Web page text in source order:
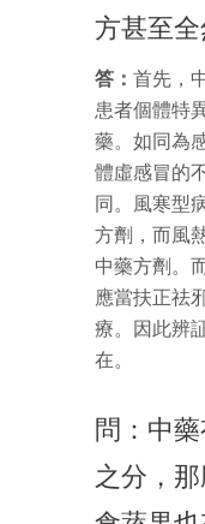
方甚至
答： 首先，
患者個體特
藥。如同為
體虛感冒的
同。風寒型
方劑，而風
中藥方劑。
應當扶正祛
療。因此辨
在。
問：中
之分，